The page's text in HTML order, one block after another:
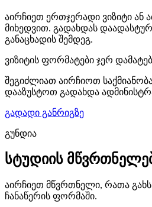
აირჩიეთ ერთჯერადი ვიზიტი ან
მიხედვით. გადახდას
განაცხადის შემდეგ.
ვიზიტის ფორმატები ჯერ
შეგიძლიათ აირჩიოთ
დააზუსტოთ გადახდა
გადადი განრიგზე
გუნდია
სტუდიის
აირჩიეთ მწვრთნელი, რათა
ჩანაწერის ფორმაში.